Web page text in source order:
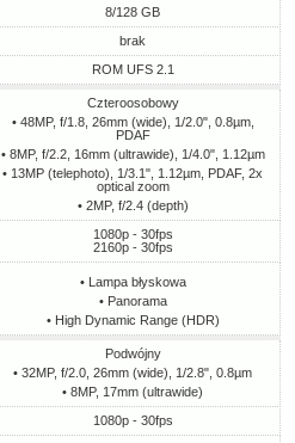
8/128 GB
brak
ROM UFS 2.1
Czteroosobowy
• 48MP, f/1.8, 26mm (wide), 1/2.0", 0.8µm,
PDAF
• 8MP, f/2.2, 16mm (ultrawide), 1/4.0", 1.12µm
• 13MP (telephoto), 1/3.1", 1.12µm, PDAF, 2x
optical zoom
• 2MP, f/2.4 (depth)
1080p - 30fps
2160p - 30fps
• Lampa błyskowa
• Panorama
• High Dynamic Range (HDR)
Podwójny
• 32MP, f/2.0, 26mm (wide), 1/2.8", 0.8µm
• 8MP, 17mm (ultrawide)
1080p - 30fps